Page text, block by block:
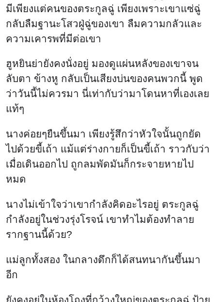
มีเพียงแต่คนของตระกูลฉู่ เพียงเพราะเขาแซ่ฉู่
กลับลืมฐานะโสวฝู่ฉู่ของเขา ลืมความกลัวและ
ความเคารพที่มีต่อเขา
ฮูหยินย่ายังคงนั่งอยู่ มองดูแผ่นหลังของเขาจน
ลับตา ข้างหู กลับเป็นเสียงบ่นของคนพวกนี้ พูด
ว่าวันนี้ไม่ควรมา นี่เท่ากับว่ามาโดนหาที่เองเลย
แท้ๆ
นางค่อยๆยืนขึ้นมา เพียงรู้สึกว่าหัวใจนั้นถูกยัด
ไปด้วยขี้เถ้า แม้แต่ร่างกายก็เป็นขี้เถ้า ราวกับว่า
เมื่อเดินออกไป ถูกลมพัดมันก็กระจายหายไป
หมด
นางไม่เข้าใจว่าเขากำลังคิดอะไรอยู่ ตระกูลฉู่
กำลังอยู่ในช่วงรุ่งโรจน์ เขาทำไมต้องทำลาย
รากฐานนี้ด้วย?
แม่ลูกทั้งสอง ในกลางดึกก็ได้สนทนากันขึ้นมา
อีก
ยังคงอยู่ในห้องโถงที่กว้างใหญ่ของตระกูลฉู่ ป้าย